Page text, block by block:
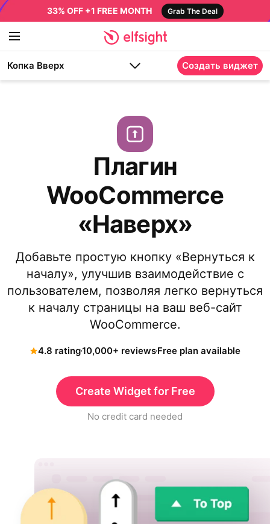
33% OFF +1 FREE MONTH Grab The Deal
Копка Вверх Создать виджет
Плагин
WooCommerce
«Наверх»
Добавьте простую кнопку «Вернуться к
началу», улучшив взаимодействие с
пользователем, позволяя легко вернуться
к началу страницы на ваш веб-сайт
WooCommerce.
4.8 rating10,000+ reviewsFree plan available
Create Widget for Free
No credit card needed